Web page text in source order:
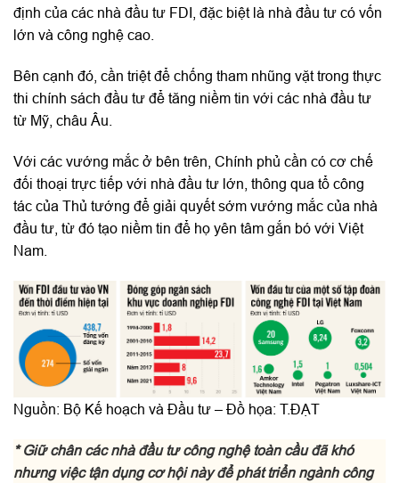
định của các nhà đầu tư FDI, đặc biệt là nhà đầu tư có vốn
lớn và công nghệ cao.
Bên cạnh đó, cần triệt để chống tham nhũng vặt trong thực
thi chính sách đầu tư để tăng niềm tin với các nhà đầu tư
từ Mỹ, châu Âu.
Với các vướng mắc ở bên trên, Chính phủ cần có cơ chế
đối thoại trực tiếp với nhà đầu tư lớn, thông qua tổ công
tác của Thủ tướng để giải quyết sớm vướng mắc của nhà
đầu tư, từ đó tạo niềm tin để họ yên tâm gắn bó với Việt
Nam.
Nguồn: Bộ Kế hoạch và Đầu tư – Đồ họa: T.ĐẠT
* Giữ chân các nhà đầu tư công nghệ toàn cầu đã khó
nhưng việc tận dụng cơ hội này để phát triển ngành công